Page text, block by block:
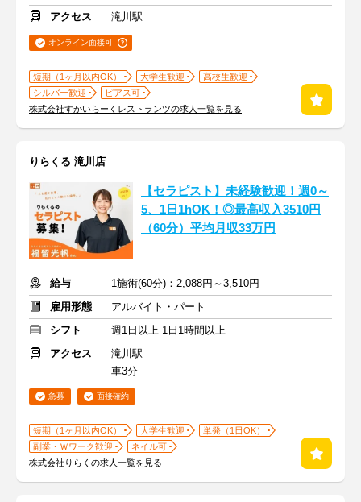
アクセス
滝川駅
オンライン面接可
短期（1ヶ月以内OK） 大学生歓迎
高校生歓迎
シルバー歓迎
ピアス可
株式会社すかいらーくレストランツの求人一覧を見る
りらくる 滝川店
【セラピスト】未経験歓迎！週0～
5、1日1hOK！◎最高収入3510円
（60分）平均月収33万円
給与
1施術(60分)：2,088円～3,510円
雇用形態
アルバイト・パート
シフト
週1日以上 1日1時間以上
アクセス
滝川駅
車3分
急募 面接確約
短期（1ヶ月以内OK） 大学生歓迎
単発（1日OK）
副業・Ｗワーク歓迎
ネイル可
株式会社りらくの求人一覧を見る